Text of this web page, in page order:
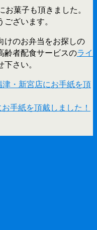
菓子も頂きました。
ざいます。
けのお弁当をお探しの
齢者配食サービスのライ
さい。
・新宮店にお手紙を頂
手紙を頂戴しました！